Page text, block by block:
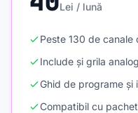
Lei / lună
Peste 130 de canale
Include și grila
Ghid de programe și
Compatibil cu